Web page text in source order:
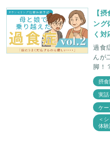
【
ング
く対
過食
んが
脚！
療体験手
がで
を胸
摂食
実
ケー
＜
体